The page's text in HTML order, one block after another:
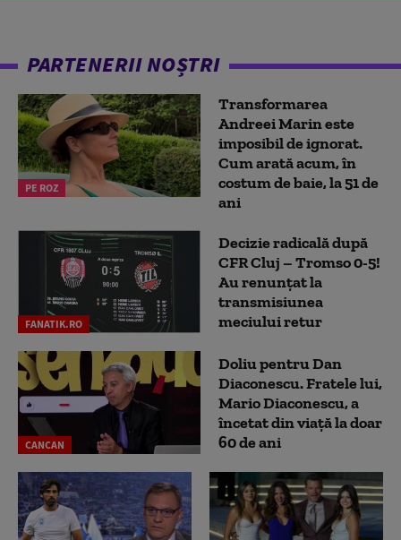
PARTENERII NOȘTRI
PE ROZ
Transformarea
Andreei Marin este
imposibil de ignorat.
Cum arată acum, în
costum de baie, la 51 de
ani
FANATIK.RO
Decizie radicală după
CFR Cluj – Tromso 0-5!
Au renunțat la
transmisiunea
meciului retur
CANCAN
Doliu pentru Dan
Diaconescu. Fratele lui,
Mario Diaconescu, a
încetat din viață la doar
60 de ani